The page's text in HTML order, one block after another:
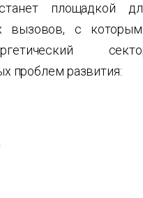
площадкой
вызовов, с
проблем развития: